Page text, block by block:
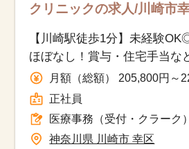
クリニックの求人/川崎市
【川崎駅徒歩1分】未経験
ほぼなし！賞与・住宅手当な
月額（総額） 205,800円～
正社員
医療事務（受付・クラーク）
神奈川県 川崎市 幸区